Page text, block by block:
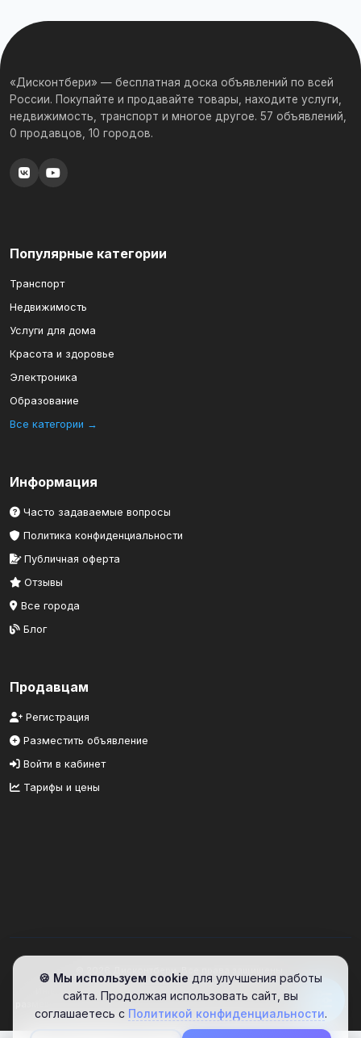
«Дисконтбери» — бесплатная доска объявлений по всей
России. Покупайте и продавайте товары, находите услуги,
недвижимость, транспорт и многое другое. 57 объявлений,
0 продавцов, 10 городов.
Популярные категории
Транспорт
Недвижимость
Услуги для дома
Красота и здоровье
Электроника
Образование
Все категории →
Информация
Часто задаваемые вопросы
Политика конфиденциальности
Публичная оферта
Отзывы
Все города
Блог
Продавцам
Регистрация
Разместить объявление
Войти в кабинет
Тарифы и цены
© 2026 Дисконтбери. Все права защищены.
Информационный портал. Сайт предоставляет площадку для
размещения объявлений. Проверяйте информацию самостоятельно.
🍪 Мы используем cookie для улучшения работы
сайта. Продолжая использовать сайт, вы
соглашаетесь с Политикой конфиденциальности.